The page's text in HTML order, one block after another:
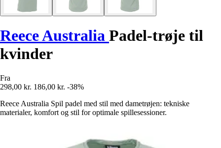
Reece Australia Padel-trøje til
kvinder
Fra
298,00 kr. 186,00 kr. -38%
Reece Australia Spil padel med stil med dametrøjen: tekniske
materialer, komfort og stil for optimale spillesessioner.